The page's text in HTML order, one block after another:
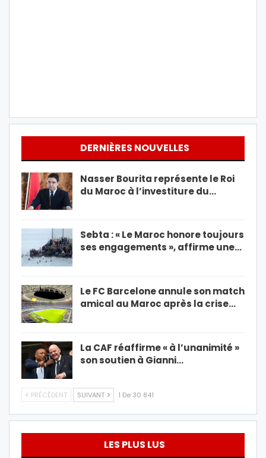
DERNIÈRES NOUVELLES
Nasser Bourita représente le Roi
du Maroc à l’investiture du…
Sebta : « Le Maroc honore toujours
ses engagements », affirme une…
Le FC Barcelone annule son match
amical au Maroc après la crise…
La CAF réaffirme « à l’unanimité »
son soutien à Gianni…
PRÉCÉDENT SUIVANT 1 De 30 841
LES PLUS LUS